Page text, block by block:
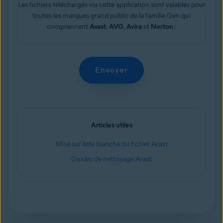
Les fichiers téléchargés via cette application sont valables pour
toutes les marques grand public de la famille Gen qui
comprennentAvast, AVG, Avira et Norton :
Articles utiles
Mise sur liste blanche du fichier Avast
Guides de nettoyage Avast